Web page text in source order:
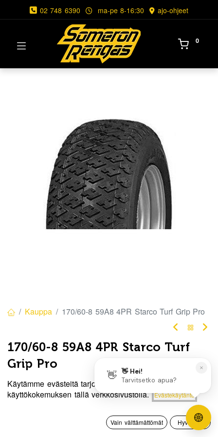
Hinta:
Lisää ostoskoriin
0
Toivelista Tili
02 748 6390 ma-pe 8-16:30 ajo-ohjeet
0
Kauppa 170/60-8 59A8 4PR Starco Turf Grip Pro
170/60-8 59A8 4PR Starco Turf
Grip Pro
Tuotekoodi: 856413548564
80,00€ / kpl
Käytämme evästeitä tarjotaksemme sinulle paremman
käyttökokemuksen tällä verkkosivustolla.
Evästekäytäntö
Vain välttämättömät Hyväksyn